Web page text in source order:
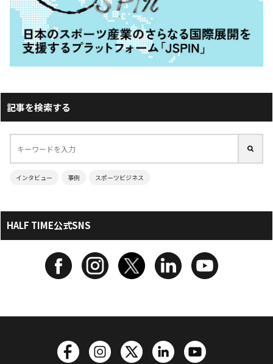
記事を検索する
インタビュー 事例 スポーツビジネス
HALF TIME公式SNS